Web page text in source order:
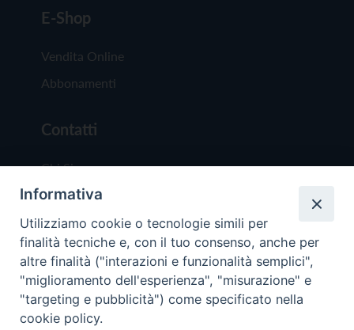
E-Shop
Vendita Online
Abbonamenti
Contatti
Chi Siamo
Redazione
Scrivici
Copyright © 2019 - Tutti i diritti riservati - Vita
Informativa
Utilizziamo cookie o tecnologie simili per
finalità tecniche e, con il tuo consenso, anche per
altre finalità ("interazioni e funzionalità semplici",
"miglioramento dell'esperienza", "misurazione" e
"targeting e pubblicità") come specificato nella
cookie policy.